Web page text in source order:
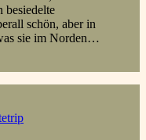
besiedelte
schön, aber in
sie im Norden…